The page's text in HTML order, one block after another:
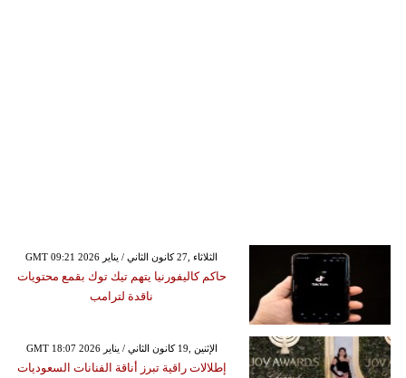
GMT 09:21 2026 الثلاثاء ,27 كانون الثاني / يناير
حاكم كاليفورنيا يتهم تيك توك بقمع محتويات
ناقدة لترامب
GMT 18:07 2026 الإثنين ,19 كانون الثاني / يناير
إطلالات راقية تبرز أناقة الفنانات السعوديات